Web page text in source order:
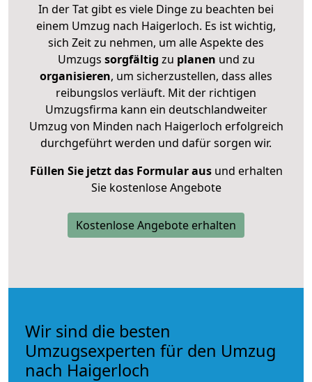
In der Tat gibt es viele Dinge zu beachten bei
einem Umzug nach Haigerloch. Es ist wichtig,
sich Zeit zu nehmen, um alle Aspekte des
Umzugs sorgfältig zu planen und zu
organisieren, um sicherzustellen, dass alles
reibungslos verläuft. Mit der richtigen
Umzugsfirma kann ein deutschlandweiter
Umzug von Minden nach Haigerloch erfolgreich
durchgeführt werden und dafür sorgen wir.
Füllen Sie jetzt das Formular ausund erhalten
Sie kostenlose Angebote
Kostenlose Angebote erhalten
Wir sind die besten
Umzugsexperten für den Umzug
nach Haigerloch